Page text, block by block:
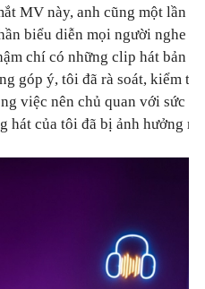
MV này, anh cũng một lần
biểu diễn mọi người nghe
chí có những clip hát bản
góp ý, tôi đã rà soát, kiểm
việc nên chủ quan với sức
hát của tôi đã bị ảnh hưởng